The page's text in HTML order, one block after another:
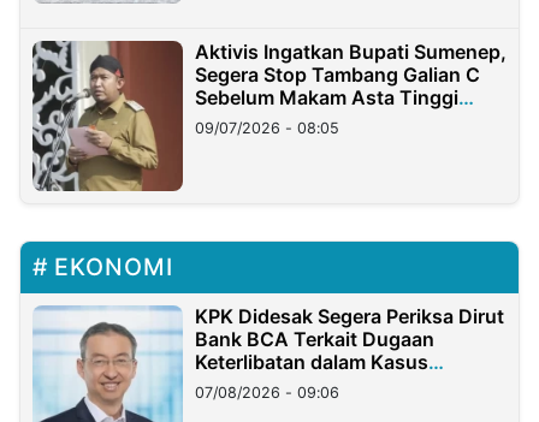
Aktivis Ingatkan Bupati Sumenep,
Segera Stop Tambang Galian C
Sebelum Makam Asta Tinggi
Longsor
09/07/2026 - 08:05
EKONOMI
KPK Didesak Segera Periksa Dirut
Bank BCA Terkait Dugaan
Keterlibatan dalam Kasus
Hilangnya Dana Nasabah Rp2,58
Miliar
07/08/2026 - 09:06